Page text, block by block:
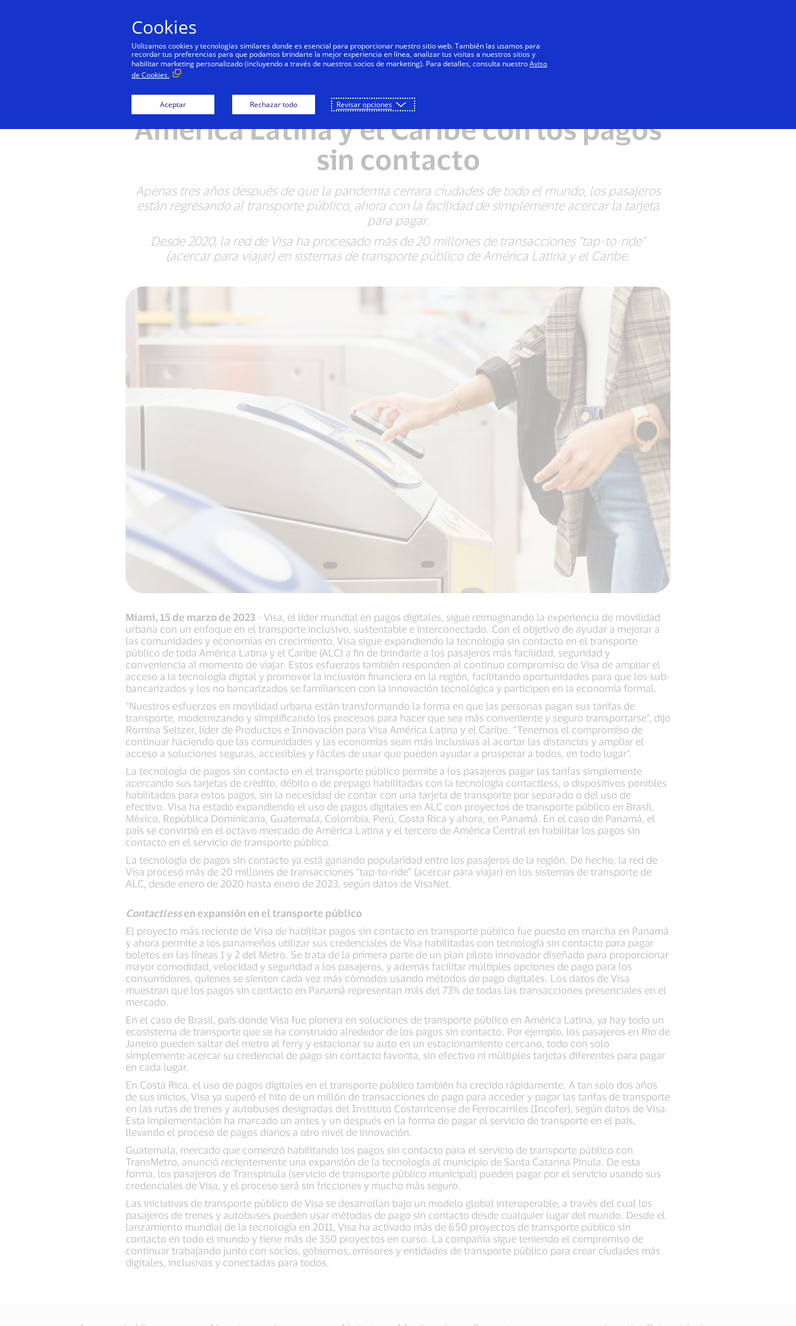
Personas Negocios Innovadores Todos
El transporte público despega en
América Latina y el Caribe con los pagos
sin contacto
Apenas tres años después de que la pandemia cerrara ciudades de todo el mundo, los pasajeros
están regresando al transporte público, ahora con la facilidad de simplemente acercar la tarjeta
para pagar.
Desde 2020, la red de Visa ha procesado más de 20 millones de transacciones “tap-to-ride”
(acercar para viajar) en sistemas de transporte público de América Latina y el Caribe.
Miami, 15 de marzo de 2023 - Visa, el líder mundial en pagos digitales, sigue reimaginando la experiencia de movilidad
urbana con un enfoque en el transporte inclusivo, sustentable e interconectado. Con el objetivo de ayudar a mejorar a
las comunidades y economías en crecimiento, Visa sigue expandiendo la tecnología sin contacto en el transporte
público de toda América Latina y el Caribe (ALC) a fin de brindarle a los pasajeros más facilidad, seguridad y
conveniencia al momento de viajar. Estos esfuerzos también responden al continuo compromiso de Visa de ampliar el
acceso a la tecnología digital y promover la inclusión financiera en la región, facilitando oportunidades para que los sub-
bancarizados y los no bancarizados se familiaricen con la innovación tecnológica y participen en la economía formal.
“Nuestros esfuerzos en movilidad urbana están transformando la forma en que las personas pagan sus tarifas de
transporte, modernizando y simplificando los procesos para hacer que sea más conveniente y seguro transportarse”, dijo
Romina Seltzer, líder de Productos e Innovación para Visa América Latina y el Caribe. “Tenemos el compromiso de
continuar haciendo que las comunidades y las economías sean más inclusivas al acortar las distancias y ampliar el
acceso a soluciones seguras, accesibles y fáciles de usar que pueden ayudar a prosperar a todos, en todo lugar”.
La tecnología de pagos sin contacto en el transporte público permite a los pasajeros pagar las tarifas simplemente
acercando sus tarjetas de crédito, débito o de prepago habilitadas con la tecnología contactless, o dispositivos ponibles
habilitados para estos pagos, sin la necesidad de contar con una tarjeta de transporte por separado o del uso de
efectivo. Visa ha estado expandiendo el uso de pagos digitales en ALC con proyectos de transporte público en Brasil,
México, República Dominicana, Guatemala, Colombia, Perú, Costa Rica y ahora, en Panamá. En el caso de Panamá, el
país se convirtió en el octavo mercado de América Latina y el tercero de América Central en habilitar los pagos sin
contacto en el servicio de transporte público.
La tecnología de pagos sin contacto ya está ganando popularidad entre los pasajeros de la región. De hecho, la red de
Visa procesó más de 20 millones de transacciones “tap-to-ride” (acercar para viajar) en los sistemas de transporte de
ALC, desde enero de 2020 hasta enero de 2023, según datos de VisaNet.
Contactlessen expansión en el transporte público
El proyecto más reciente de Visa de habilitar pagos sin contacto en transporte público fue puesto en marcha en Panamá
y ahora permite a los panameños utilizar sus credenciales de Visa habilitadas con tecnología sin contacto para pagar
boletos en las líneas 1 y 2 del Metro. Se trata de la primera parte de un plan piloto innovador diseñado para proporcionar
mayor comodidad, velocidad y seguridad a los pasajeros, y además facilitar múltiples opciones de pago para los
consumidores, quienes se sienten cada vez más cómodos usando métodos de pago digitales. Los datos de Visa
muestran que los pagos sin contacto en Panamá representan más del 73% de todas las transacciones presenciales en el
mercado.
En el caso de Brasil, país donde Visa fue pionera en soluciones de transporte público en América Latina, ya hay todo un
ecosistema de transporte que se ha construido alrededor de los pagos sin contacto. Por ejemplo, los pasajeros en Río de
Janeiro pueden saltar del metro al ferry y estacionar su auto en un estacionamiento cercano, todo con solo
simplemente acercar su credencial de pago sin contacto favorita, sin efectivo ni múltiples tarjetas diferentes para pagar
en cada lugar.
En Costa Rica, el uso de pagos digitales en el transporte público también ha crecido rápidamente. A tan solo dos años
de sus inicios, Visa ya superó el hito de un millón de transacciones de pago para acceder y pagar las tarifas de transporte
en las rutas de trenes y autobuses designadas del Instituto Costarricense de Ferrocarriles (Incofer), según datos de Visa.
Esta implementación ha marcado un antes y un después en la forma de pagar el servicio de transporte en el país,
llevando el proceso de pagos diarios a otro nivel de innovación.
Guatemala, mercado que comenzó habilitando los pagos sin contacto para el servicio de transporte público con
TransMetro, anunció recientemente una expansión de la tecnología al municipio de Santa Catarina Pinula. De esta
forma, los pasajeros de Transpinula (servicio de transporte público municipal) pueden pagar por el servicio usando sus
credenciales de Visa, y el proceso será sin fricciones y mucho más seguro.
Las iniciativas de transporte público de Visa se desarrollan bajo un modelo global interoperable, a través del cual los
pasajeros de trenes y autobuses pueden usar métodos de pago sin contacto desde cualquier lugar del mundo. Desde el
lanzamiento mundial de la tecnología en 2011, Visa ha activado más de 650 proyectos de transporte público sin
contacto en todo el mundo y tiene más de 350 proyectos en curso. La compañía sigue teniendo el compromiso de
continuar trabajando junto con socios, gobiernos, emisores y entidades de transporte público para crear ciudades más
digitales, inclusivas y conectadas para todos.
Cookies
Utilizamos cookies y tecnologías similares donde es esencial para proporcionar nuestro sitio web. También las usamos para
recordar tus preferencias para que podamos brindarte la mejor experiencia en línea, analizar tus visitas a nuestros sitios y
habilitar marketing personalizado (incluyendo a través de nuestros socios de marketing). Para detalles, consulta nuestroAviso
de Cookies.
Aceptar Rechazar todo Revisar opciones